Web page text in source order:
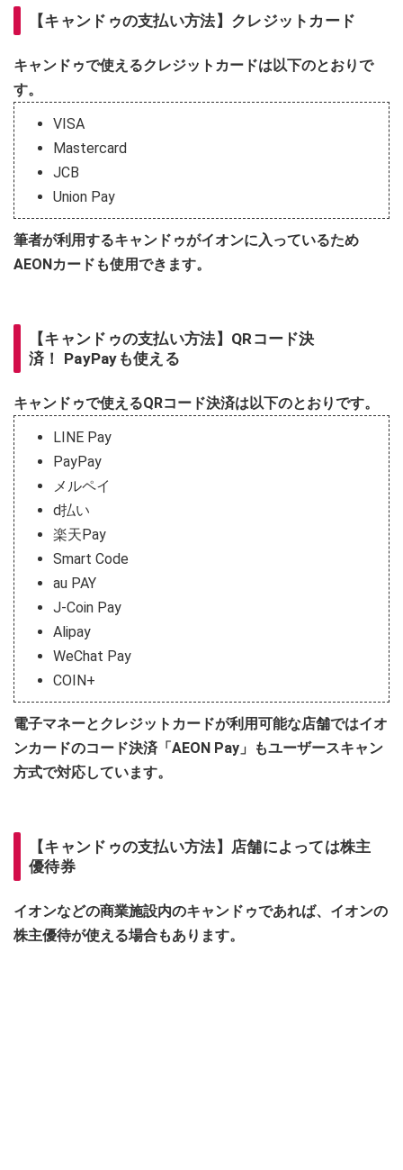
【キャンドゥの支払い方法】クレジットカード
キャンドゥで使えるクレジットカードは以下のとおりで
す。
VISA
Mastercard
JCB
Union Pay
筆者が利用するキャンドゥがイオンに入っているため
AEONカードも使用できます。
【キャンドゥの支払い方法】QRコード決
済！ PayPayも使える
キャンドゥで使えるQRコード決済は以下のとおりです。
LINE Pay
PayPay
メルペイ
d払い
楽天Pay
Smart Code
au PAY
J-Coin Pay
Alipay
WeChat Pay
COIN+
電子マネーとクレジットカードが利用可能な店舗ではイオ
ンカードのコード決済「AEON Pay」もユーザースキャン
方式で対応しています。
【キャンドゥの支払い方法】店舗によっては株主
優待券
イオンなどの商業施設内のキャンドゥであれば、イオンの
株主優待が使える場合もあります。